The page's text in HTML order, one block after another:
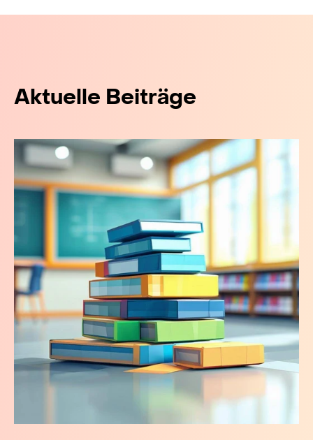
Aktuelle Beiträge